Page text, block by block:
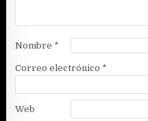
Nombre *
Correo electrónico *
Web